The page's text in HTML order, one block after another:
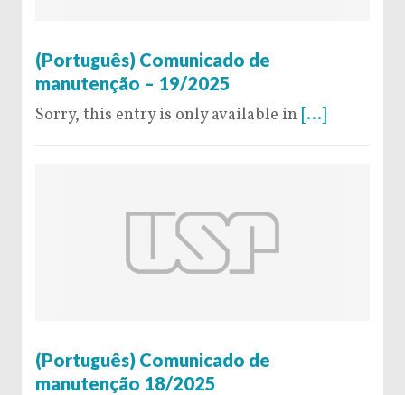
(Português) Comunicado de
manutenção – 19/2025
Sorry, this entry is only available in [...]
(Português) Comunicado de
manutenção 18/2025